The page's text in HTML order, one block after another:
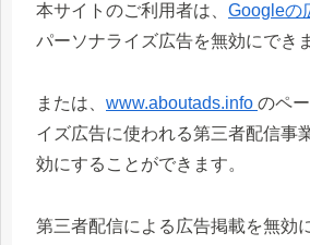
本サイトのご利用者は、 Googleの
パーソナライズ広告を無効にでき
または、 www.aboutads.info のペ
イズ広告に使われる第三者配信事
効にすることができます。
第三者配信による広告掲載を無効